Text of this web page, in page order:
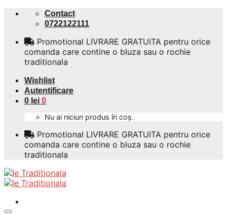
Skip
Contact
0722122111
Promotional LIVRARE GRATUITA pentru orice
comanda care contine o bluza sau o rochie
traditionala
Wishlist
Autentificare
0 lei 0
Nu ai niciun produs în coș.
Promotional LIVRARE GRATUITA pentru orice
comanda care contine o bluza sau o rochie
traditionala